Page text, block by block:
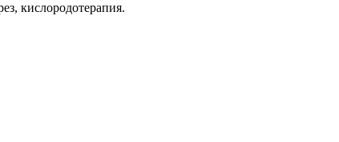
кислородотерапия.